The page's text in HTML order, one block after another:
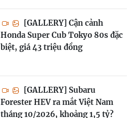
[GALLERY] Cận cảnh
Honda Super Cub Tokyo 80s đặc
biệt, giá 43 triệu đồng
[GALLERY] Subaru
Forester HEV ra mắt Việt Nam
tháng 10/2026, khoảng 1,5 tỷ?